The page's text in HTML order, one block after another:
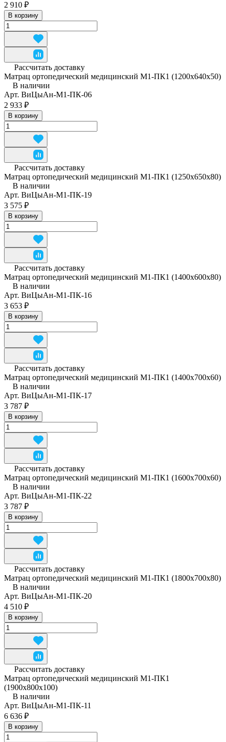
2 910 ₽
В корзину
Рассчитать доставку
Матрац ортопедический медицинский М1-ПК1 (1200x640x50)
В наличии
Арт. ВиЦыАн-М1-ПК-06
2 933 ₽
В корзину
Рассчитать доставку
Матрац ортопедический медицинский М1-ПК1 (1250x650x80)
В наличии
Арт. ВиЦыАн-М1-ПК-19
3 575 ₽
В корзину
Рассчитать доставку
Матрац ортопедический медицинский М1-ПК1 (1400x600x80)
В наличии
Арт. ВиЦыАн-М1-ПК-16
3 653 ₽
В корзину
Рассчитать доставку
Матрац ортопедический медицинский М1-ПК1 (1400x700x60)
В наличии
Арт. ВиЦыАн-М1-ПК-17
3 787 ₽
В корзину
Рассчитать доставку
Матрац ортопедический медицинский М1-ПК1 (1600x700x60)
В наличии
Арт. ВиЦыАн-М1-ПК-22
3 787 ₽
В корзину
Рассчитать доставку
Матрац ортопедический медицинский М1-ПК1 (1800x700x80)
В наличии
Арт. ВиЦыАн-М1-ПК-20
4 510 ₽
В корзину
Рассчитать доставку
Матрац ортопедический медицинский М1-ПК1
(1900x800x100)
В наличии
Арт. ВиЦыАн-М1-ПК-11
6 636 ₽
В корзину